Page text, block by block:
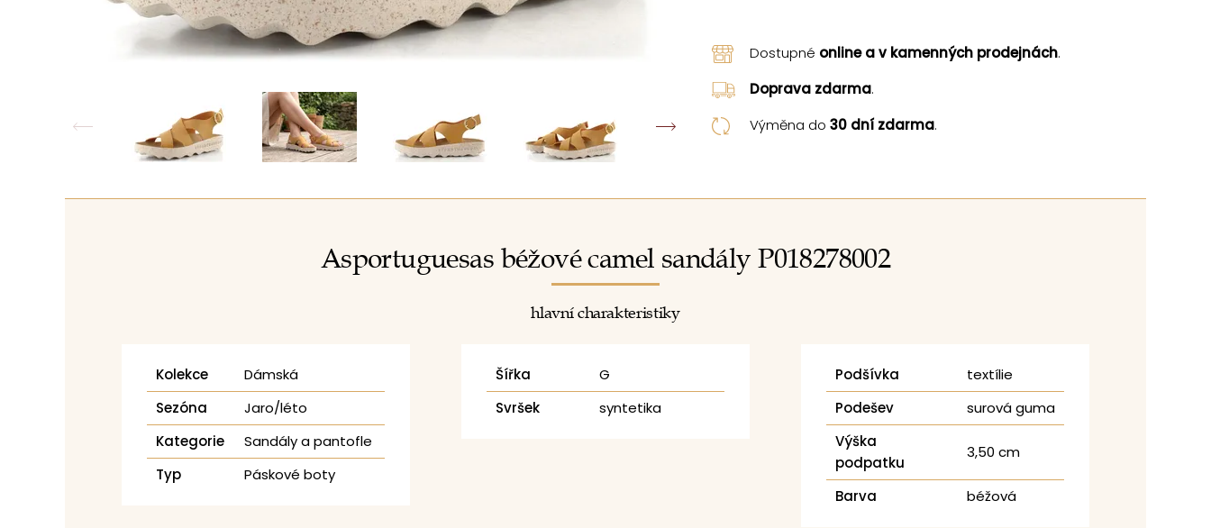
Dostupné online a v kamenných prodejnách.
Doprava zdarma.
Výměna do 30 dní zdarma.
Asportuguesas béžové camel sandály P018278002
hlavní charakteristiky
Kolekce
Dámská
Sezóna
Jaro/léto
Kategorie
Sandály a pantofle
Typ
Páskové boty
Šířka
G
Svršek
syntetika
Podšívka
textílie
Podešev
surová guma
Výška
podpatku
3,50 cm
Barva béžová